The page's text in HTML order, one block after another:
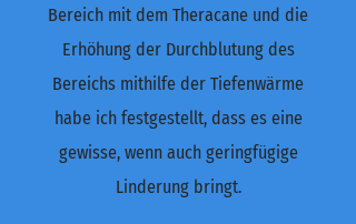
Bereich mit dem Theracane und die
Erhöhung der Durchblutung des
Bereichs mithilfe der Tiefenwärme
habe ich festgestellt, dass es eine
gewisse, wenn auch geringfügige
Linderung bringt.